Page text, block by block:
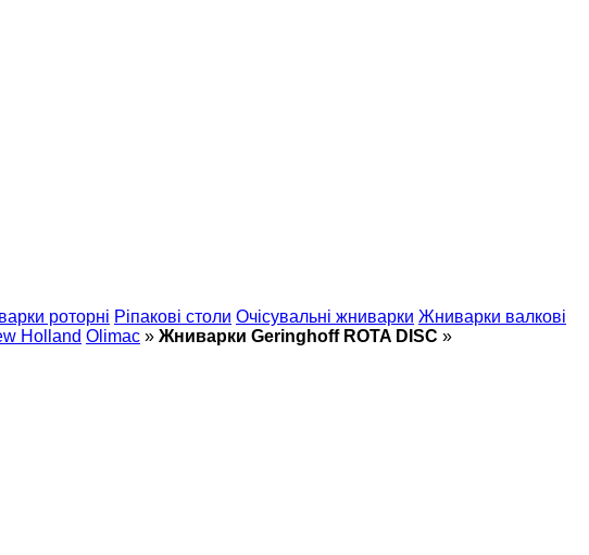
роторні Ріпакові столи Очісувальні жниварки Жниварки валкові
Holland Olimac » Жниварки Geringhoff ROTA DISC »